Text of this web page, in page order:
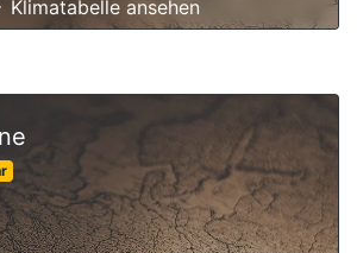
Klimatabelle ansehen